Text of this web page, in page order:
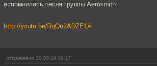
вспомнилась песня группы Aerosmith:
http://youtu.be/RqQn2ADZE1A
отправлено 18.03.16 09:17